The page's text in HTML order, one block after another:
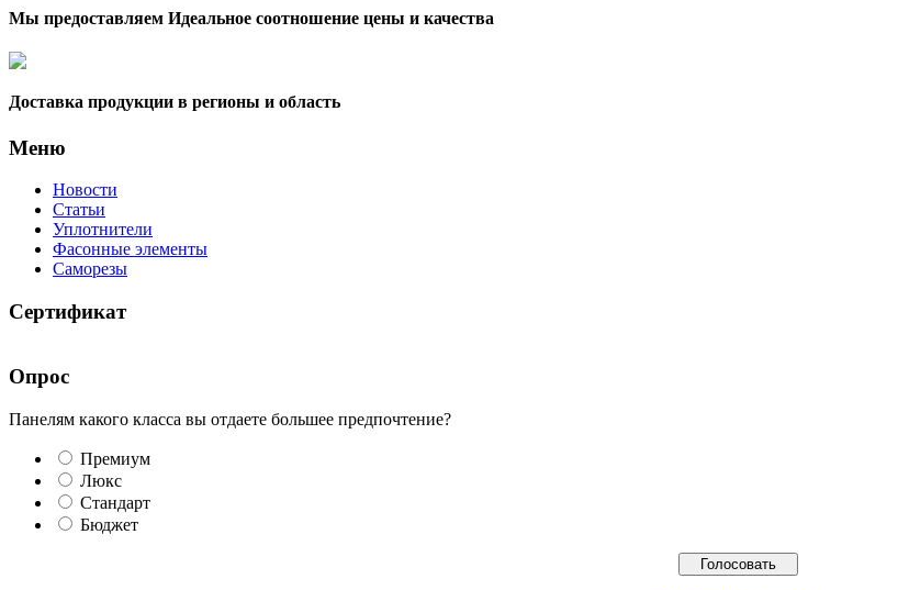
Мы предоставляем Идеальное соотношение цены и качества
Доставка продукции в регионы и область
Меню
Новости
Статьи
Уплотнители
Фасонные элементы
Саморезы
Сертификат
Опрос
Панелям какого класса вы отдаете большее предпочтение?
Премиум
Люкс
Стандарт
Бюджет